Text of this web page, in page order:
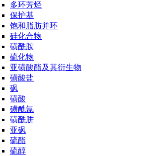
多环芳烃
保护基
饱和脂肪并环
硅化合物
磺酰胺
硫化物
亚磺酸酯及其衍生物
磺酸盐
砜
磺酸
磺酰氯
磺酰肼
亚砜
硫酯
硫醇